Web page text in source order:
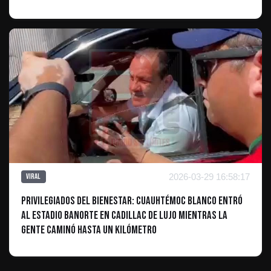
Viral 2026-03-29 16:58:17
Privilegiados del Bienestar: Cuauhtémoc Blanco entró
al Estadio Banorte en Cadillac de lujo mientras la
gente caminó hasta un kilómetro